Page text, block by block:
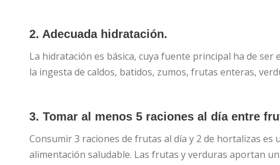
2. Adecuada hidratación.
La hidratación es básica, cuya fuente principal ha de ser
la ingesta de caldos, batidos, zumos, frutas enteras,
3. Tomar al menos 5 raciones al día entre
Consumir 3 raciones de frutas al día y 2 de hortalizas
alimentación saludable. Las frutas y verduras aportan